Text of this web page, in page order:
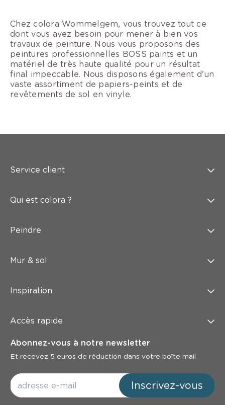
Chez colora Wommelgem, vous trouvez tout ce
dont vous avez besoin pour mener à bien vos
travaux de peinture. Nous vous proposons des
peintures professionnelles BOSS paints et un
matériel de très haute qualité pour un résultat
final impeccable. Nous disposons également d’un
vaste assortiment de papiers-peints et de
revêtements de sol en vinyle.
Service client
Qui est colora ?
Peindre
Mur & sol
Inspiration
Accès rapide
Abonnez-vous à notre newsletter
Et recevez 5 euros de réduction dans votre boîte mail
Inscrivez-vous